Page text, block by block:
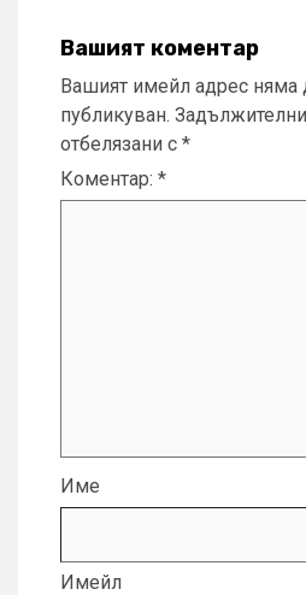
Вашият коментар
Вашият имейл адрес няма
публикуван.
отбелязани с *
Коментар: *
Име
Имейл